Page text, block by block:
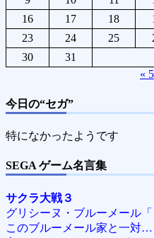
16
17 18
23
24 25
30
31
«
今日の“セガ”
特になかったようです
SEGA ゲーム名言集
サクラ大戦３
グリシーヌ・ブルーメール
このブルーメール家と一対